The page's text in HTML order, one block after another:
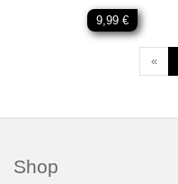
9,99 €
«
Shop